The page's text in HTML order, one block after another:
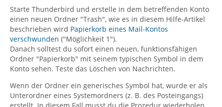
Starte Thunderbird und erstelle in dem betreffenden Konto
einen neuen Ordner "Trash", wie es in diesem Hilfe-Artikel
beschrieben wird Papierkorb eines Mail-Kontos
verschwunden ("Möglichkeit 1").
Danach solltest du sofort einen neuen, funktionsfähigen
Ordner "Papierkorb" mit seinem typischen Symbol in dem
Konto sehen. Teste das Löschen von Nachrichten.
Wenn der Ordner ein generisches Symbol hat, wurde er als
Unterordner eines Systemordners (z. B. des Posteingangs)